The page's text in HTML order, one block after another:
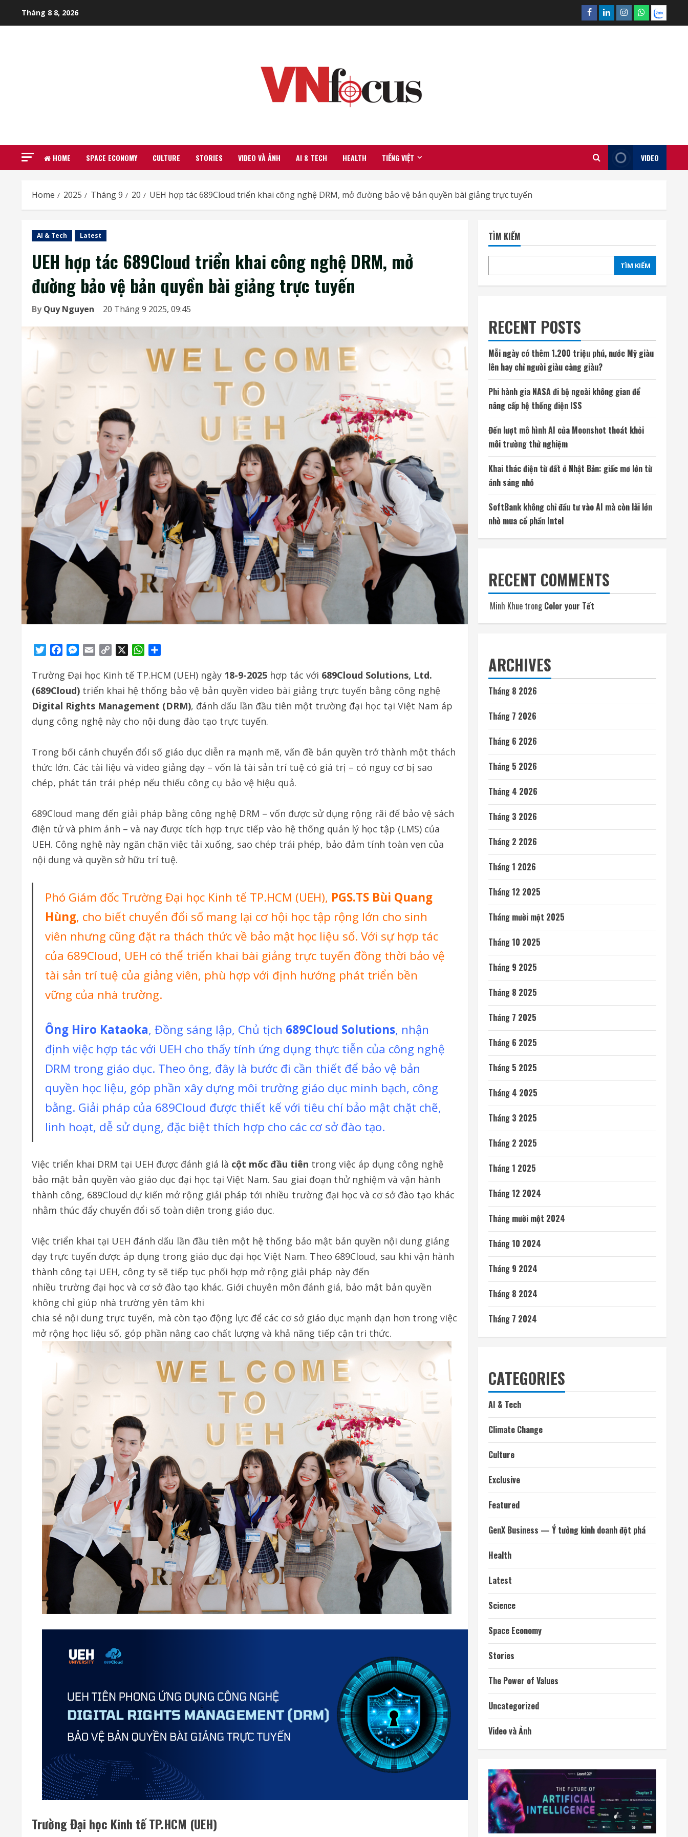
Tháng 8 8, 2026 Facebook
LinkedinInstagram
What’sapp
Zalo
HOME SPACE ECONOMY CULTURE STORIES VIDEO VÀ ẢNH AI & TECH HEALTH TIẾNG VIỆT VIDEO
Home 2025 Tháng 9 20 UEH hợp tác 689Cloud triển khai công nghệ DRM, mở đường bảo vệ bản quyền bài giảng trực tuyến
AI & Tech Latest
UEH hợp tác 689Cloud triển khai công nghệ DRM, mở
đường bảo vệ bản quyền bài giảng trực tuyến
ByQuy Nguyen 20 Tháng 9 2025, 09:45
TwitterFacebookMessenger
Email
Copy
WhatsApp
Trường Đại học Kinh tế TP.HCM (UEH) ngày 18-9-2025 hợp tác với 689Cloud Solutions, Ltd.
(689Cloud) triển khai hệ thống bảo vệ bản quyền video bài giảng trực tuyến bằng công nghệ
Digital Rights Management (DRM), đánh dấu lần đầu tiên một trường đại học tại Việt Nam áp
dụng công nghệ này cho nội dung đào tạo trực tuyến.
Trong bối cảnh chuyển đổi số giáo dục diễn ra mạnh mẽ, vấn đề bản quyền trở thành một thách
thức lớn. Các tài liệu và video giảng dạy – vốn là tài sản trí tuệ có giá trị – có nguy cơ bị sao
chép, phát tán trái phép nếu thiếu công cụ bảo vệ hiệu quả.
689Cloud mang đến giải pháp bằng công nghệ DRM – vốn được sử dụng rộng rãi để bảo vệ sách
điện tử và phim ảnh – và nay được tích hợp trực tiếp vào hệ thống quản lý học tập (LMS) của
UEH. Công nghệ này ngăn chặn việc tải xuống, sao chép trái phép, bảo đảm tính toàn vẹn của
nội dung và quyền sở hữu trí tuệ.
Phó Giám đốc Trường Đại học Kinh tế TP.HCM (UEH), PGS.TS Bùi Quang
Hùng, cho biết chuyển đổi số mang lại cơ hội học tập rộng lớn cho sinh
viên nhưng cũng đặt ra thách thức về bảo mật học liệu số. Với sự hợp tác
của 689Cloud, UEH có thể triển khai bài giảng trực tuyến đồng thời bảo vệ
tài sản trí tuệ của giảng viên, phù hợp với định hướng phát triển bền
vững của nhà trường.
Ông Hiro Kataoka, Đồng sáng lập, Chủ tịch 689Cloud Solutions, nhận
định việc hợp tác với UEH cho thấy tính ứng dụng thực tiễn của công nghệ
DRM trong giáo dục. Theo ông, đây là bước đi cần thiết để bảo vệ bản
quyền học liệu, góp phần xây dựng môi trường giáo dục minh bạch, công
bằng. Giải pháp của 689Cloud được thiết kế với tiêu chí bảo mật chặt chẽ,
linh hoạt, dễ sử dụng, đặc biệt thích hợp cho các cơ sở đào tạo.
Việc triển khai DRM tại UEH được đánh giá là cột mốc đầu tiên trong việc áp dụng công nghệ
bảo mật bản quyền vào giáo dục đại học tại Việt Nam. Sau giai đoạn thử nghiệm và vận hành
thành công, 689Cloud dự kiến mở rộng giải pháp tới nhiều trường đại học và cơ sở đào tạo khác
nhằm thúc đẩy chuyển đổi số toàn diện trong giáo dục.
Việc triển khai tại UEH đánh dấu lần đầu tiên một hệ thống bảo mật bản quyền nội dung giảng
dạy trực tuyến được áp dụng trong giáo dục đại học Việt Nam. Theo 689Cloud, sau khi vận hành
thành công tại UEH, công ty sẽ tiếp tục phối hợp mở rộng giải pháp này đến
nhiều trường đại học và cơ sở đào tạo khác. Giới chuyên môn đánh giá, bảo mật bản quyền
không chỉ giúp nhà trường yên tâm khi
chia sẻ nội dung trực tuyến, mà còn tạo động lực để các cơ sở giáo dục mạnh dạn hơn trong việc
mở rộng học liệu số, góp phần nâng cao chất lượng và khả năng tiếp cận tri thức.
Trường Đại học Kinh tế TP.HCM (UEH)
TÌM KIẾM
TÌM KIẾM
RECENT POSTS
Mỗi ngày có thêm 1.200 triệu phú, nước Mỹ giàu
lên hay chỉ người giàu càng giàu?
Phi hành gia NASA đi bộ ngoài không gian để
nâng cấp hệ thống điện ISS
Đến lượt mô hình AI của Moonshot thoát khỏi
môi trường thử nghiệm
Khai thác điện từ đất ở Nhật Bản: giấc mơ lớn từ
ánh sáng nhỏ
SoftBank không chỉ đầu tư vào AI mà còn lãi lớn
nhờ mua cổ phần Intel
RECENT COMMENTS
Minh Khue trongColor your Tết
ARCHIVES
Tháng 8 2026
Tháng 7 2026
Tháng 6 2026
Tháng 5 2026
Tháng 4 2026
Tháng 3 2026
Tháng 2 2026
Tháng 1 2026
Tháng 12 2025
Tháng mười một 2025
Tháng 10 2025
Tháng 9 2025
Tháng 8 2025
Tháng 7 2025
Tháng 6 2025
Tháng 5 2025
Tháng 4 2025
Tháng 3 2025
Tháng 2 2025
Tháng 1 2025
Tháng 12 2024
Tháng mười một 2024
Tháng 10 2024
Tháng 9 2024
Tháng 8 2024
Tháng 7 2024
CATEGORIES
AI & Tech
Climate Change
Culture
Exclusive
Featured
GenX Business — Ý tưởng kinh doanh đột phá
Health
Latest
Science
Space Economy
Stories
The Power of Values
Uncategorized
Video và Ảnh